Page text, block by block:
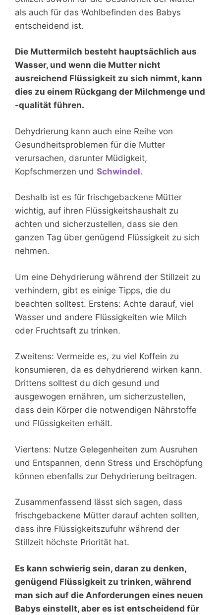
als auch für das Wohlbefinden des Babys
entscheidend ist.
Die Muttermilch besteht hauptsächlich aus
Wasser, und wenn die Mutter nicht
ausreichend Flüssigkeit zu sich nimmt, kann
dies zu einem Rückgang der Milchmenge und
-qualität führen.
Dehydrierung kann auch eine Reihe von
Gesundheitsproblemen für die Mutter
verursachen, darunter Müdigkeit,
Kopfschmerzen und Schwindel.
Deshalb ist es für frischgebackene Mütter
wichtig, auf ihren Flüssigkeitshaushalt zu
achten und sicherzustellen, dass sie den
ganzen Tag über genügend Flüssigkeit zu sich
nehmen.
Um eine Dehydrierung während der Stillzeit zu
verhindern, gibt es einige Tipps, die du
beachten solltest. Erstens: Achte darauf, viel
Wasser und andere Flüssigkeiten wie Milch
oder Fruchtsaft zu trinken.
Zweitens: Vermeide es, zu viel Koffein zu
konsumieren, da es dehydrierend wirken kann.
Drittens solltest du dich gesund und
ausgewogen ernähren, um sicherzustellen,
dass dein Körper die notwendigen Nährstoffe
und Flüssigkeiten erhält.
Viertens: Nutze Gelegenheiten zum Ausruhen
und Entspannen, denn Stress und Erschöpfung
können ebenfalls zur Dehydrierung beitragen.
Zusammenfassend lässt sich sagen, dass
frischgebackene Mütter darauf achten sollten,
dass ihre Flüssigkeitszufuhr während der
Stillzeit höchste Priorität hat.
Es kann schwierig sein, daran zu denken,
genügend Flüssigkeit zu trinken, während
man sich auf die Anforderungen eines neuen
Babys einstellt, aber es ist entscheidend für